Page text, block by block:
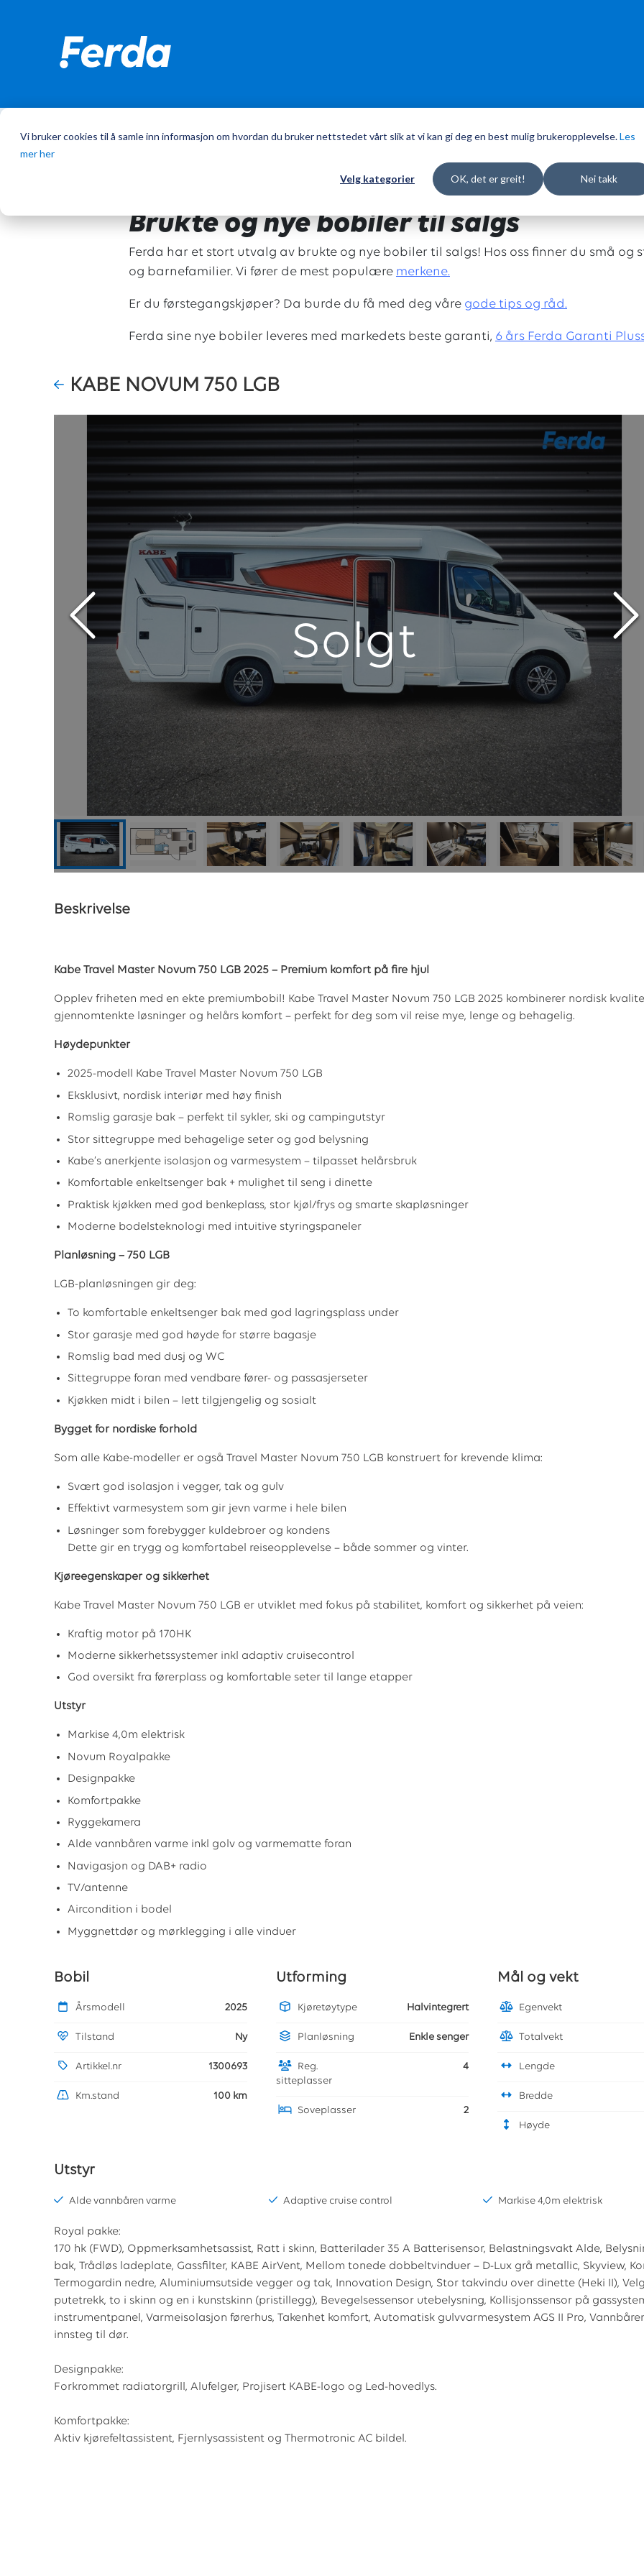
Vi bruker cookies til å samle inn informasjon om hvordan du bruker nettstedet vårt slik at vi kan gi deg en best mulig brukeropplevelse.Les
mer her
Velg kategorier OK, det er greit! Nei takk
Hjem/Bobiler
Brukte og nye bobiler til salgs
Ferda har et stort utvalg av brukte og nye bobiler til salgs! Hos oss finner du små og
og barnefamilier. Vi fører de mest populære merkene.
Er du førstegangskjøper? Da burde du få med deg våre gode tips og råd.
Ferda sine nye bobiler leveres med markedets beste garanti, 6 års Ferda Garanti
KABE NOVUM 750 LGB
Solgt
Beskrivelse
Kabe Travel Master Novum 750 LGB 2025 – Premium komfort på fire hjul
Opplev friheten med en ekte premiumbobil! Kabe Travel Master Novum 750 LGB 2025 kombinerer nordisk
gjennomtenkte løsninger og helårs komfort – perfekt for deg som vil reise mye, lenge og behagelig.
Høydepunkter
2025-modell Kabe Travel Master Novum 750 LGB
Eksklusivt, nordisk interiør med høy finish
Romslig garasje bak – perfekt til sykler, ski og campingutstyr
Stor sittegruppe med behagelige seter og god belysning
Kabe’s anerkjente isolasjon og varmesystem – tilpasset helårsbruk
Komfortable enkeltsenger bak + mulighet til seng i dinette
Praktisk kjøkken med god benkeplass, stor kjøl/frys og smarte skapløsninger
Moderne bodelsteknologi med intuitive styringspaneler
Planløsning – 750 LGB
LGB-planløsningen gir deg:
To komfortable enkeltsenger bak med god lagringsplass under
Stor garasje med god høyde for større bagasje
Romslig bad med dusj og WC
Sittegruppe foran med vendbare fører- og passasjerseter
Kjøkken midt i bilen – lett tilgjengelig og sosialt
Bygget for nordiske forhold
Som alle Kabe-modeller er også Travel Master Novum 750 LGB konstruert for krevende klima:
Svært god isolasjon i vegger, tak og gulv
Effektivt varmesystem som gir jevn varme i hele bilen
Løsninger som forebygger kuldebroer og kondens
Dette gir en trygg og komfortabel reiseopplevelse – både sommer og vinter.
Kjøreegenskaper og sikkerhet
Kabe Travel Master Novum 750 LGB er utviklet med fokus på stabilitet, komfort og sikkerhet på veien:
Kraftig motor på 170HK
Moderne sikkerhetssystemer inkl adaptiv cruisecontrol
God oversikt fra førerplass og komfortable seter til lange etapper
Utstyr
Markise 4,0m elektrisk
Novum Royalpakke
Designpakke
Komfortpakke
Ryggekamera
Alde vannbåren varme inkl golv og varmematte foran
Navigasjon og DAB+ radio
TV/antenne
Aircondition i bodel
Myggnettdør og mørklegging i alle vinduer
Bobil
Årsmodell 2025
Tilstand Ny
Artikkel.nr 1300693
Km.stand 100 km
Utforming
Kjøretøytype Halvintegrert
Planløsning Enkle senger
Reg.
sitteplasser
4
Soveplasser 2
Mål og vekt
Egenvekt
Totalvekt
Lengde
Bredde
Høyde
Utstyr
Alde vannbåren varme Adaptive cruise control Markise 4,0m elektrisk
Royal pakke:
170 hk (FWD), Oppmerksamhetsassist, Ratt i skinn, Batterilader 35 A Batterisensor, Belastningsvakt Alde,
bak, Trådløs ladeplate, Gassfilter, KABE AirVent, Mellom tonede dobbeltvinduer – D-Lux grå metallic, Skyview,
Termogardin nedre, Aluminiumsutside vegger og tak, Innovation Design, Stor takvindu over dinette (Heki II),
putetrekk, to i skinn og en i kunstskinn (pristillegg), Bevegelsessensor utebelysning, Kollisjonssensor på
instrumentpanel, Varmeisolasjon førerhus, Takenhet komfort, Automatisk gulvvarmesystem AGS II Pro,
innsteg til dør.
Designpakke:
Forkrommet radiatorgrill, Alufelger, Projisert KABE-logo og Led-hovedlys.
Komfortpakke:
Aktiv kjørefeltassistent, Fjernlysassistent og Thermotronic AC bildel.